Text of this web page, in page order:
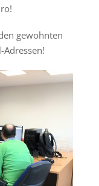
gewohnten